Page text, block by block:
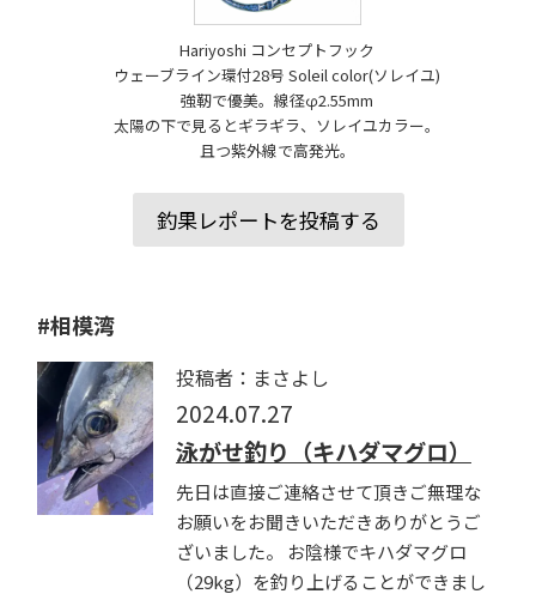
Hariyoshi コンセプトフック
ウェーブライン環付28号 Soleil color(ソレイユ)
強靭で優美。線径φ2.55mm
太陽の下で見るとギラギラ、ソレイユカラー。
且つ紫外線で高発光。
釣果レポートを投稿する
#相模湾
投稿者：まさよし
2024.07.27
泳がせ釣り（キハダマグロ）
先日は直接ご連絡させて頂きご無理な
お願いをお聞きいただきありがとうご
ざいました。 お陰様でキハダマグロ
（29kg）を釣り上げることができまし